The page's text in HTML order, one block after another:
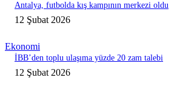
Antalya, futbolda kış kampının merkezi oldu
12 Şubat 2026
Ekonomi
İBB’den toplu ulaşıma yüzde 20 zam talebi
12 Şubat 2026